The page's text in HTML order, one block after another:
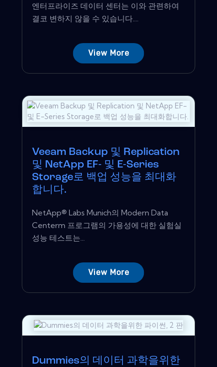
엔터프라이즈 데이터 센터는 이와 관련하여
결코 변하지 않을 수 있습니다....
View More
Veeam Backup 및 Replication
및 NetApp EF- 및 E-Series
Storage로 백업 성능을 최대화
합니다.
NetApp® Labs Munich의 Modern Data
Centerm 프로그램의 가용성에 대한 실험실
성능 테스트는...
View More
Dummies의 데이터 과학을위한